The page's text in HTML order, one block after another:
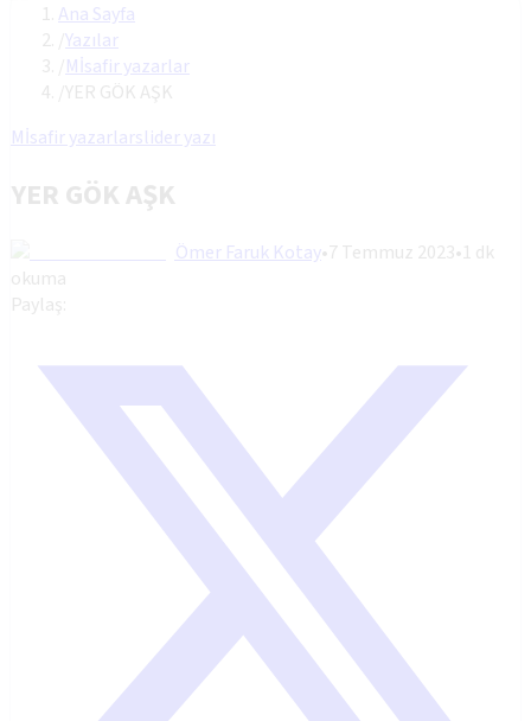
Ana Sayfa
Yazılar
Mİsafir yazarlar
YER GÖK AŞK
Mİsafir yazarlarslider yazı
YER GÖK AŞK
Ömer Faruk Kotay•7 Temmuz 2023•1 dk
okuma
Paylaş: